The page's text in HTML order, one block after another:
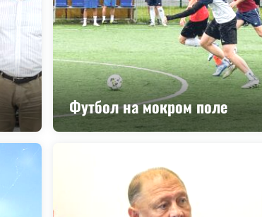
Футбол на мокром поле